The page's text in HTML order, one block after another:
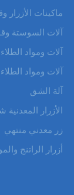
ماكينات الأزرار
آلات السوستة
آلات ومواد الطلاء
آلات ومواد الطلاء
آلة الشق
الأزرار المعدنية
زر معدني منتهي
أزرار الراتنج